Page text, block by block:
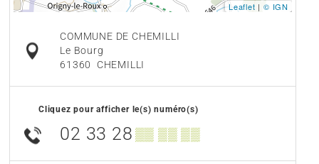
Leaflet | © IGN
COMMUNE DE CHEMILLI
Le Bourg
61360
CHEMILLI
Cliquez pour afficher le(s) numéro(s)
02 33 28 ▒▒ ▒▒ ▒▒